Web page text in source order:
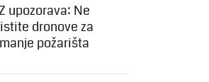
upozorava: Ne
dronove za
požarišta